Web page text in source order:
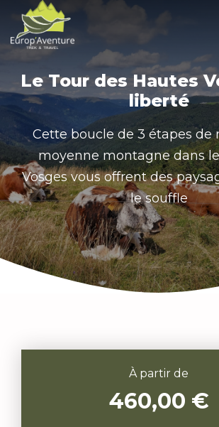
content
Le Tour des Hautes
liberté
Cette boucle de 3 étapes de
moyenne montagne dans
Vosges vous offrent des
le souffle
À partir de
460,00 €